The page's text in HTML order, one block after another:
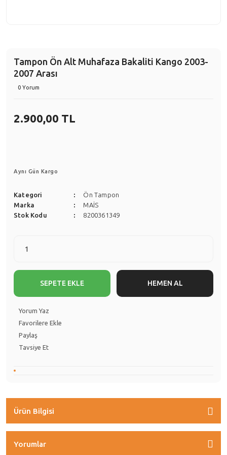
Tampon Ön Alt Muhafaza Bakaliti Kango 2003-
2007 Arası
0 Yorum
2.900,00 TL
Aynı Gün Kargo
Kategori
Ön Tampon
Marka
MAİS
Stok Kodu
8200361349
SEPETE EKLE HEMEN AL
Yorum Yaz
Paylaş
Tavsiye Et
Ürün Bilgisi
Yorumlar